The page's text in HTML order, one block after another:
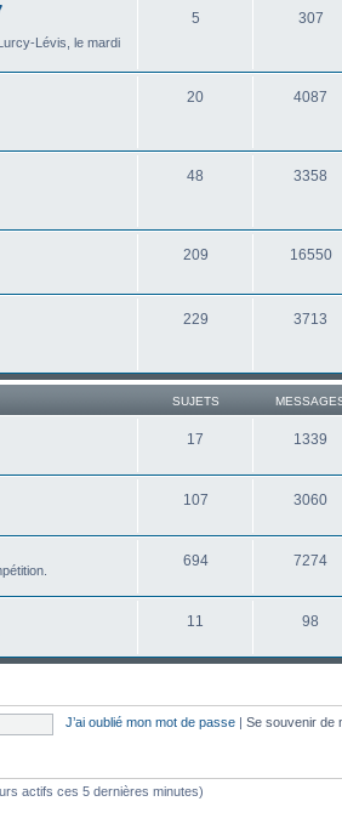
Lévis, le mardi
5 307
20 4087
48 3358
209 16550
229 3713
SUJETS
17 1339
107 3060
694 7274
11 98
J’ai oublié mon mot de passe Se souvenir de
actifs ces 5 dernières minutes)